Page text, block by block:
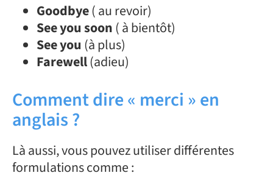
Goodbye( au revoir)
See you soon( à bientôt)
See you (à plus)
Farewell(adieu)
Comment dire « merci » en
anglais ?
Là aussi, vous pouvez utiliser différentes
formulations comme :